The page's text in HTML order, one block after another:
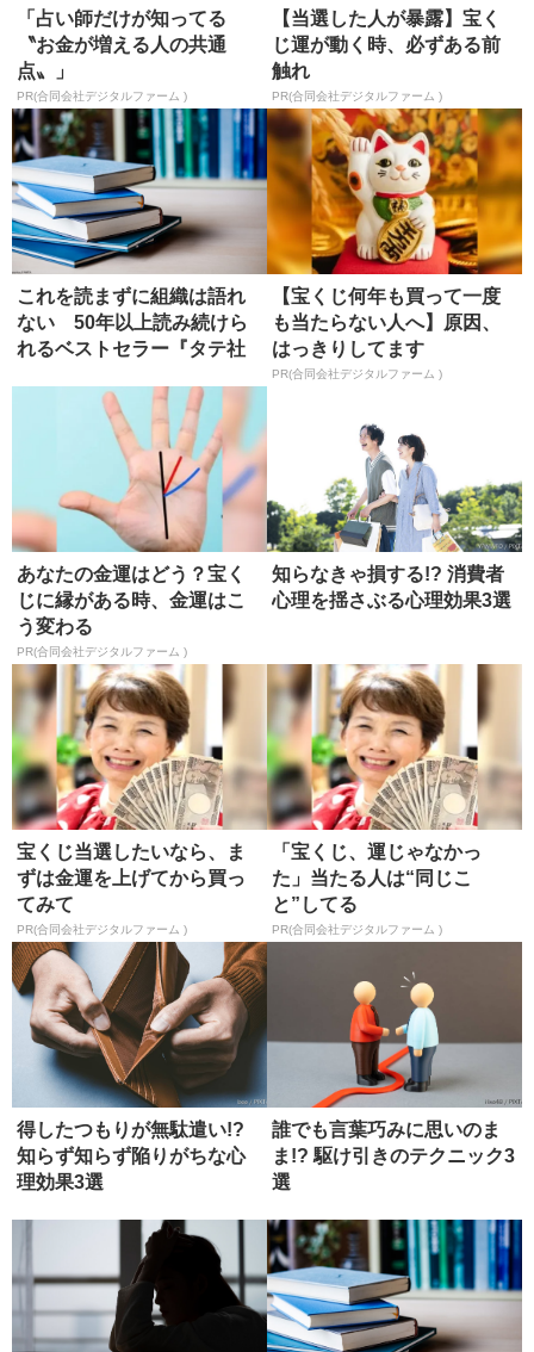
「占い師だけが知ってる
〝お金が増える人の共通
点〟」
PR(合同会社デジタルファーム )
【当選した人が暴露】宝く
じ運が動く時、必ずある前
触れ
PR(合同会社デジタルファーム )
これを読まずに組織は語れ
ない 50年以上読み続けら
れるベストセラー『タテ社
【宝くじ何年も買って一度
も当たらない人へ】原因、
はっきりしてます
PR(合同会社デジタルファーム )
あなたの金運はどう？宝く
じに縁がある時、金運はこ
う変わる
PR(合同会社デジタルファーム )
知らなきゃ損する!? 消費者
心理を揺さぶる心理効果3選
宝くじ当選したいなら、ま
ずは金運を上げてから買っ
てみて
PR(合同会社デジタルファーム )
「宝くじ、運じゃなかっ
た」当たる人は“同じこ
と”してる
PR(合同会社デジタルファーム )
得したつもりが無駄遣い!?
知らず知らず陥りがちな心
理効果3選
誰でも言葉巧みに思いのま
ま!? 駆け引きのテクニック3
選